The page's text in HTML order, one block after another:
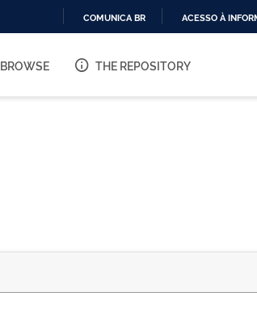
O
COMUNICA BR ACESSO À
BROWSE THE REPOSITORY